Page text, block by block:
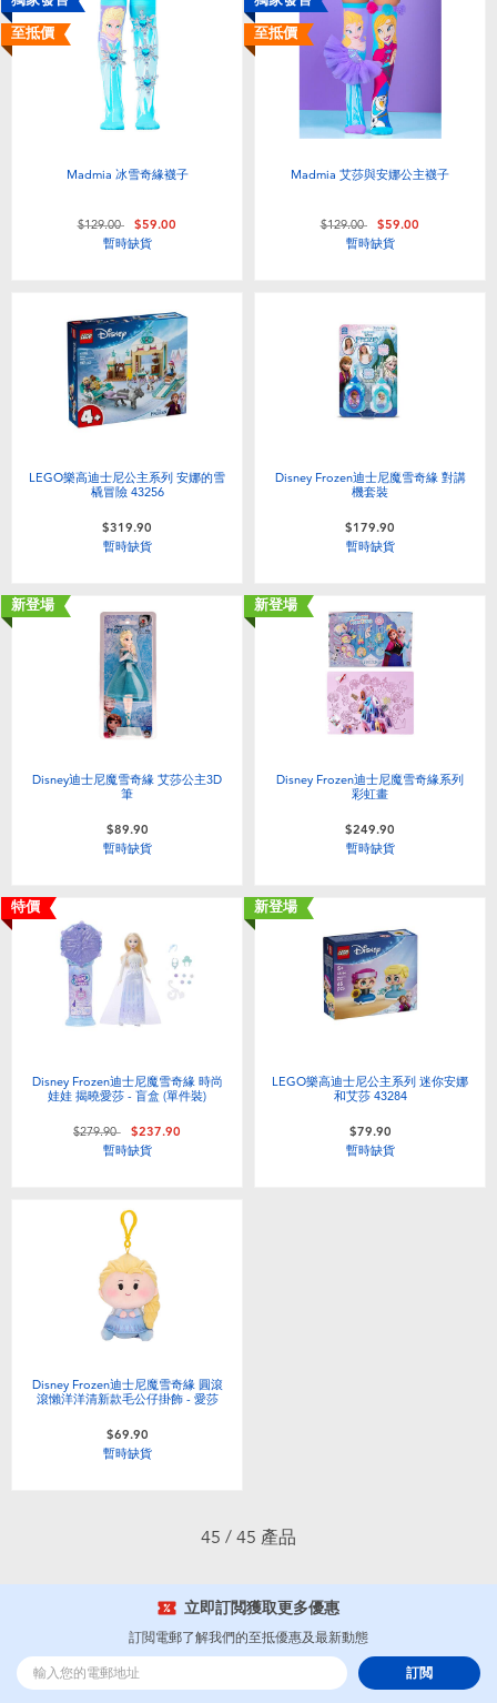
至抵價
Madmia 冰雪奇緣襪子
價格從
$129.00至$59.00
暫時缺貨
至抵價
Madmia 艾莎與安娜公主襪子
價格從
$129.00至$59.00
暫時缺貨
LEGO樂高迪士尼公主系列 安娜的雪
橇冒險 43256
$319.90
暫時缺貨
Disney Frozen迪士尼魔雪奇緣 對講
機套裝
$179.90
暫時缺貨
新登場
Disney迪士尼魔雪奇緣 艾莎公主3D
筆
$89.90
暫時缺貨
新登場
Disney Frozen迪士尼魔雪奇緣系列
彩虹畫
$249.90
暫時缺貨
特價
Disney Frozen迪士尼魔雪奇緣 時尚
娃娃 揭曉愛莎 - 盲盒 (單件裝)
價格從
$279.90至$237.90
暫時缺貨
新登場
LEGO樂高迪士尼公主系列 迷你安娜
和艾莎 43284
$79.90
暫時缺貨
Disney Frozen迪士尼魔雪奇緣 圓滾
滾懶洋洋清新款毛公仔掛飾 - 愛莎
$69.90
暫時缺貨
45 / 45 產品
立即訂閲獲取更多優惠
訂閲電郵了解我們的至抵優惠及最新動態
訂閲